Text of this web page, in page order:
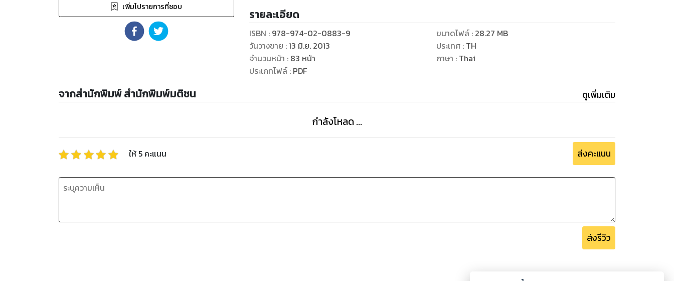
เพิ่มไปรายการที่ชอบ
รายละเอียด
ISBN : 978-974-02-0883-9
วันวางขาย :13 มิ.ย. 2013
จำนวนหน้า : 83 หน้า
ประเภทไฟล์: PDF
ขนาดไฟล์: 28.27 MB
ประเทศ : TH
ภาษา : Thai
จากสำนักพิมพ์ สำนักพิมพ์มติชน ดูเพิ่มเติม
กำลังโหลด ...
ให้ 5 คะแนน ส่งคะแนน
ส่งรีวิว